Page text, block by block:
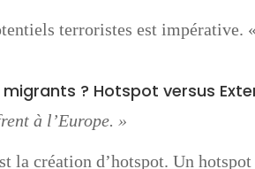
terroristes est impérative. «
? Hotspot versus
à l’Europe. »
la création d’hotspot. Un